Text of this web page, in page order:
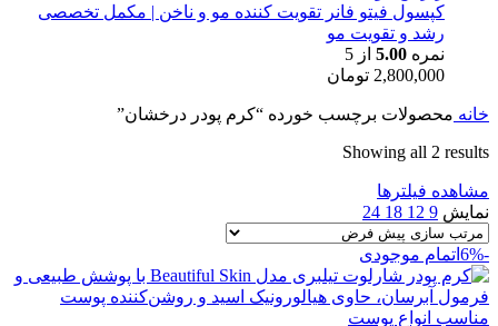
کپسول فیتو فانر تقویت کننده مو و ناخن | مکمل تخصصی
رشد و تقویت مو
نمره 5.00 از 5
2,800,000 تومان
خانه محصولات برچسب خورده “کرم پودر درخشان”
Showing all 2 results
مشاهده فیلترها
نمایش 9
12
18
24
-6% اتمام موجودی